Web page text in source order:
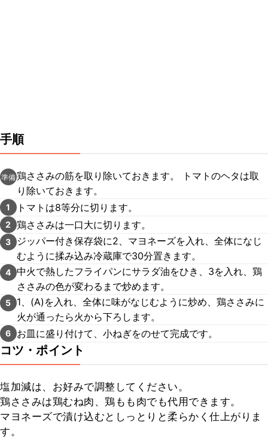
手順
準備鶏ささみの筋を取り除いておきます。 トマトのヘタは取
り除いておきます。
1 トマトは8等分に切ります。
2 鶏ささみは一口大に切ります。
3
ジッパー付き保存袋に2、マヨネーズを入れ、全体になじ
むように揉み込み冷蔵庫で30分置きます。
4 中火で熱したフライパンにサラダ油をひき、3を入れ、鶏
ささみの色が変わるまで炒めます。
5
1、(A)を入れ、全体に味がなじむように炒め、鶏ささみに
火が通ったら火から下ろします。
6 お皿に盛り付けて、小ねぎをのせて完成です。
コツ・ポイント
塩加減は、お好みで調整してください。
鶏ささみは鶏むね肉、鶏もも肉でも代用できます。
マヨネーズで漬け込むとしっとりと柔らかく仕上がりま
す。